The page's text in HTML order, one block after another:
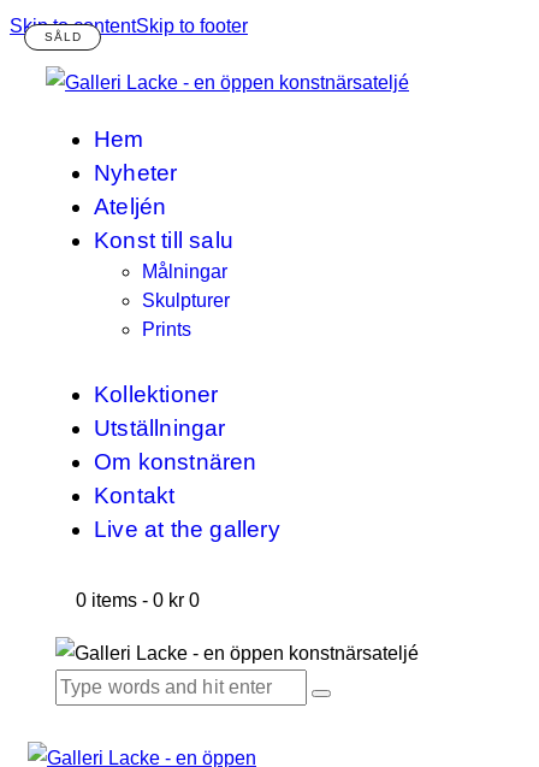
Skip to contentSkip to footer
Hem
Nyheter
Ateljén
Konst till salu
Målningar
Skulpturer
Prints
Kollektioner
Utställningar
Om konstnären
Kontakt
Live at the gallery
0 items - 0 kr 0